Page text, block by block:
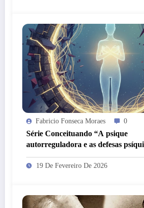
Fabricio Fonseca Moraes 0
Série Conceituando “A psique
autorreguladora e as defesas
19 De Fevereiro De 2026